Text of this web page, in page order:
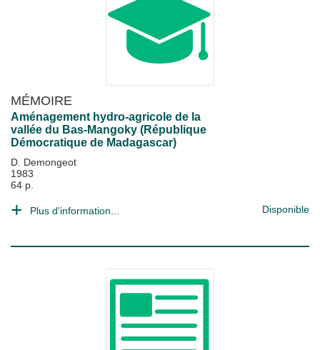
MÉMOIRE
Aménagement hydro-agricole de la
vallée du Bas-Mangoky (République
Démocratique de Madagascar)
D. Demongeot
1983
64 p.
Plus d'information... Disponible